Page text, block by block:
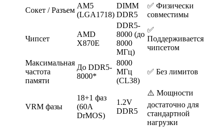
Сокет / Разъем
AM5
(LGA1718)
DIMM
DDR5
✅ Физически
совместимы
Чипсет
AMD
X870E
DDR5-
8000 (до
8000
МГц)
✅
Поддерживается
чипсетом
Максимальная
частота
памяти
До DDR5-
8000*
8000
МГц
(CL38)
✅ Без лимитов
VRM фазы
18+1 фаз
(60A
DrMOS)
1.2V
DDR5
⚠️ Мощности
достаточно для
стандартной
нагрузки